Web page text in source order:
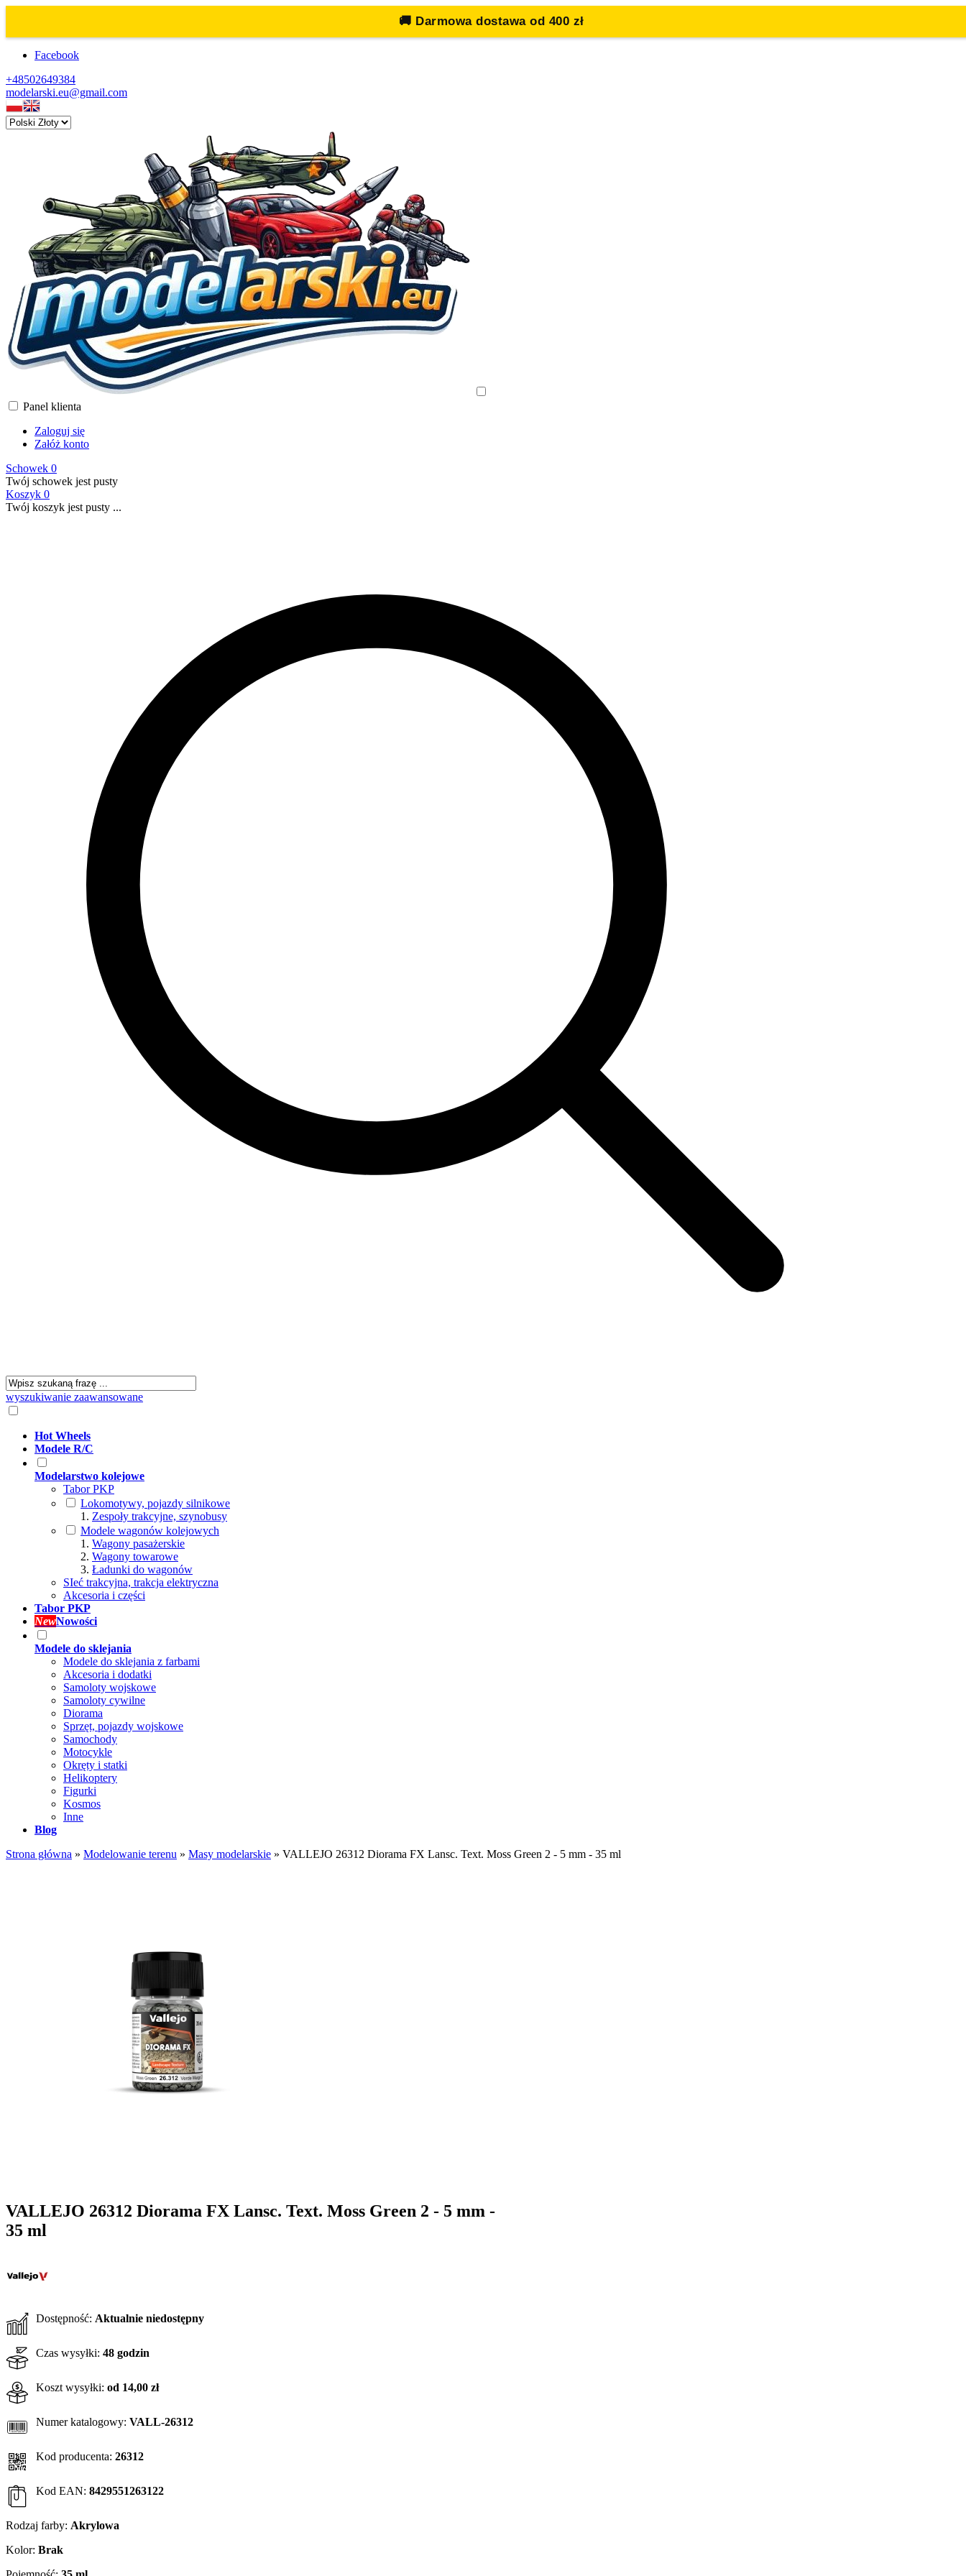
🚚 Darmowa dostawa od 400 zł
Facebook
+48502649384
modelarski.eu@gmail.com
Panel klienta
Zaloguj się
Załóż konto
Schowek 0
Twój schowek jest pusty
Koszyk 0
Twój koszyk jest pusty ...
wyszukiwanie zaawansowane
Hot Wheels
Modele R/C
Modelarstwo kolejowe
Tabor PKP
Lokomotywy, pojazdy silnikowe
Zespoły trakcyjne, szynobusy
Modele wagonów kolejowych
Wagony pasażerskie
Wagony towarowe
Ładunki do wagonów
SIeć trakcyjna, trakcja elektryczna
Akcesoria i części
Tabor PKP
NewNowości
Modele do sklejania
Modele do sklejania z farbami
Akcesoria i dodatki
Samoloty wojskowe
Samoloty cywilne
Diorama
Sprzęt, pojazdy wojskowe
Samochody
Motocykle
Okręty i statki
Helikoptery
Figurki
Kosmos
Inne
Blog
Strona główna » Modelowanie terenu » Masy modelarskie » VALLEJO 26312 Diorama FX Lansc. Text. Moss Green 2 - 5 mm - 35 ml
VALLEJO 26312 Diorama FX Lansc. Text. Moss Green 2 - 5 mm -
35 ml
Dostępność: Aktualnie niedostępny
Czas wysyłki: 48 godzin
Koszt wysyłki: od 14,00 zł
Numer katalogowy: VALL-26312
Kod producenta: 26312
Kod EAN: 8429551263122
Rodzaj farby: Akrylowa
Kolor: Brak